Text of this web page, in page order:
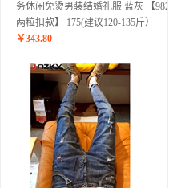
务休闲免烫男装结婚礼服 蓝灰 【9823
两粒扣款】 175(建议120-135斤）
￥343.80